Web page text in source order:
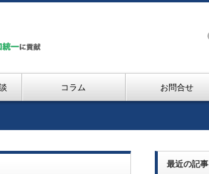
コラム お問合せ
最近の記事